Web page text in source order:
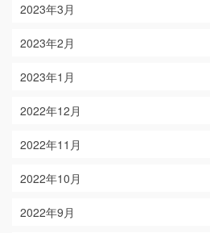
2023年3月
2023年2月
2023年1月
2022年12月
2022年11月
2022年10月
2022年9月